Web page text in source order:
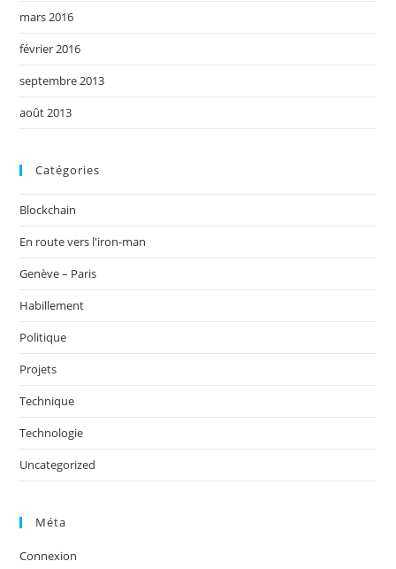
mars 2016
février 2016
septembre 2013
août 2013
Catégories
Blockchain
En route vers l'iron-man
Genève – Paris
Habillement
Politique
Projets
Technique
Technologie
Uncategorized
Méta
Connexion